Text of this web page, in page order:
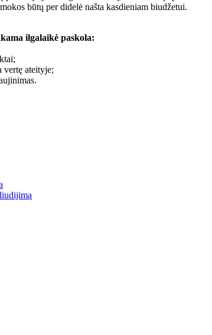
būtų per didelė našta kasdieniam biudžetui.
ilgalaikė paskola:
vertę ateityje;